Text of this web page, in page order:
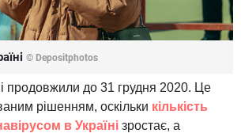
© Depositphotos
продовжили до 31 грудня 2020. Це
рішенням, оскільки кількість
в Україні зростає, а